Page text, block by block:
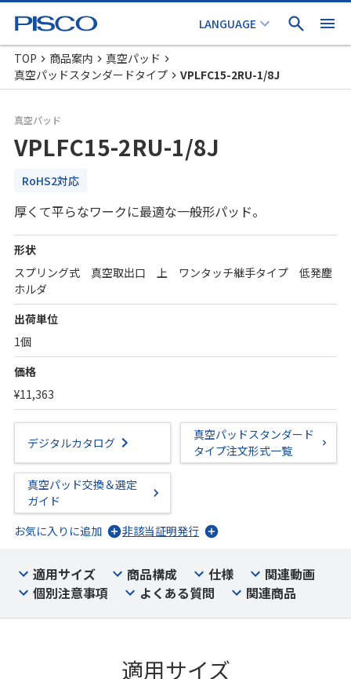
TOP 商品案内
真空パッド
真空パッドスタンダードタイプ
VPLFC15-2RU-1/8J
真空パッド
VPLFC15-2RU-1/8J
RoHS2対応
厚くて平らなワークに最適な一般形パッド。
形状
スプリング式 真空取出口 上 ワンタッチ継手タイプ 低発塵
ホルダ
出荷単位
1個
価格
¥11,363
デジタルカタログ
真空パッドスタンダード
タイプ注文形式一覧
真空パッド交換＆選定
ガイド
お気に入りに追加
非該当証明発行
適用サイズ 商品構成 仕様
関連動画
個別注意事項
よくある質問 関連商品
適用サイズ